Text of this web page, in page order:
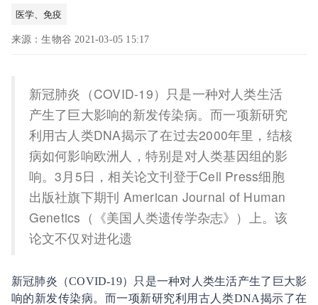
医学、免疫
来源：生物谷 2021-03-05 15:17
新冠肺炎（COVID-19）只是一种对人类生活
产生了巨大影响的新发传染病。而一项新研究
利用古人类DNA揭示了在过去2000年里，结核
病如何影响欧洲人，特别是对人类基因组的影
响。3月5日，相关论文刊登于Cell Press细胞
出版社旗下期刊 American Journal of Human
Genetics（《美国人类遗传学杂志》）上。该
论文不仅对进化遗
新冠肺炎（COVID-19）只是一种对人类生活产生了巨大影
响的新发传染病。而一项新研究利用古人类DNA揭示了在